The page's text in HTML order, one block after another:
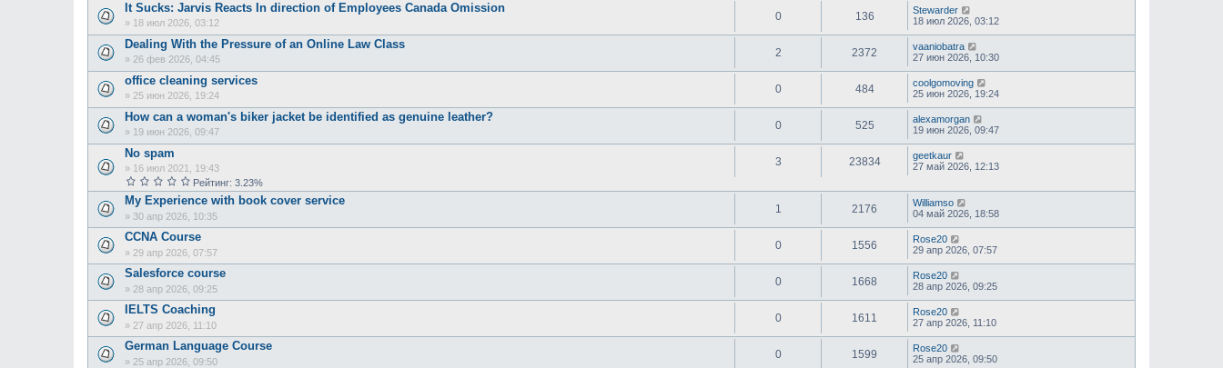
It Sucks: Jarvis Reacts In direction of Employees Canada Omission
» 18 июл 2026, 03:12
0 136
Stewarder
18 июл 2026, 03:12
Dealing With the Pressure of an Online Law Class
» 26 фев 2026, 04:45
2 2372
vaaniobatra
27 июн 2026, 10:30
office cleaning services
» 25 июн 2026, 19:24
0 484
coolgomoving
25 июн 2026, 19:24
How can a woman's biker jacket be identified as genuine leather?
» 19 июн 2026, 09:47
0 525
alexamorgan
19 июн 2026, 09:47
No spam
» 16 июл 2021, 19:43
Рейтинг: 3.23%
3 23834
geetkaur
27 май 2026, 12:13
My Experience with book cover service
» 30 апр 2026, 10:35
1 2176
Williamso
04 май 2026, 18:58
CCNA Course
» 29 апр 2026, 07:57
0 1556
Rose20
29 апр 2026, 07:57
Salesforce course
» 28 апр 2026, 09:25
0 1668
Rose20
28 апр 2026, 09:25
IELTS Coaching
» 27 апр 2026, 11:10
0 1611
Rose20
27 апр 2026, 11:10
German Language Course
» 25 апр 2026, 09:50
0 1599
Rose20
25 апр 2026, 09:50